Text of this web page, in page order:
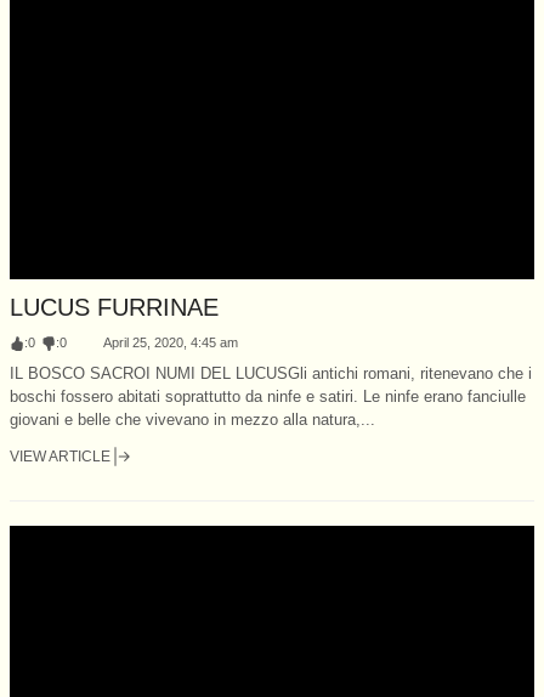
LUCUS FURRINAE
:0 :0 April 25, 2020, 4:45 am
IL BOSCO SACROI NUMI DEL LUCUSGli antichi romani, ritenevano che i
boschi fossero abitati soprattutto da ninfe e satiri. Le ninfe erano fanciulle
giovani e belle che vivevano in mezzo alla natura,...
VIEW ARTICLE